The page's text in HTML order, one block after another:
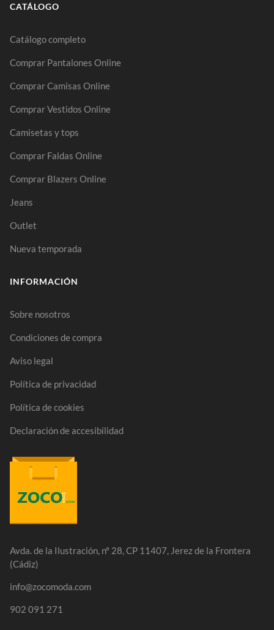
CATÁLOGO
Catálogo completo
Comprar Pantalones Online
Comprar Camisas Online
Comprar Vestidos Online
Camisetas y tops
Comprar Faldas Online
Comprar Blazers Online
Jeans
Outlet
Nueva temporada
INFORMACIÓN
Sobre nosotros
Condiciones de compra
Aviso legal
Política de privacidad
Política de cookies
Declaración de accesibilidad
Avda. de la Ilustración, nº 28, CP 11407, Jerez de la Frontera
(Cádiz)
info@zocomoda.com
902 091 271